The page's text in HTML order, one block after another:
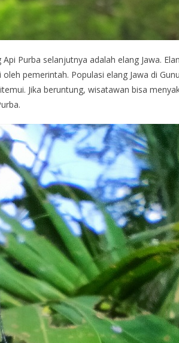
Purba selanjutnya adalah elang Jawa.
pemerintah. Populasi elang Jawa di
Jika beruntung, wisatawan bisa